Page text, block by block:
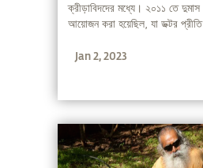
ক্রীড়াবিদদের মধ্যে। ২০১১ তে দুমাস
আয়োজন করা হয়েছিল, যা ডক্টর
বিষয়ক গবেষণার অংশ ছিল। এটি
আমেরিকা যুক্তরাষ্ট্রের ইলিনয়স শহরে
Jan 2, 2023